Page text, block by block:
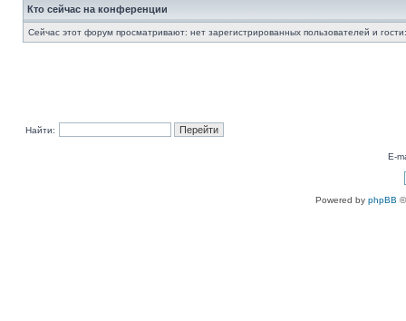
Кто сейчас на конференции
Сейчас этот форум просматривают: нет зарегистрированных пользователей и
Найти:
E-
Powered by phpBB